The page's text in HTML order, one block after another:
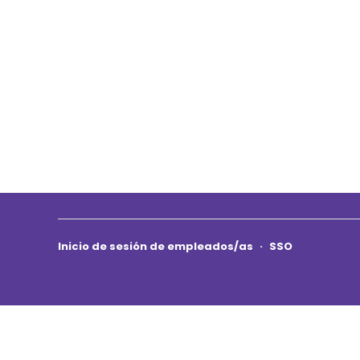
Inicio de sesión de empleados/as · SSO